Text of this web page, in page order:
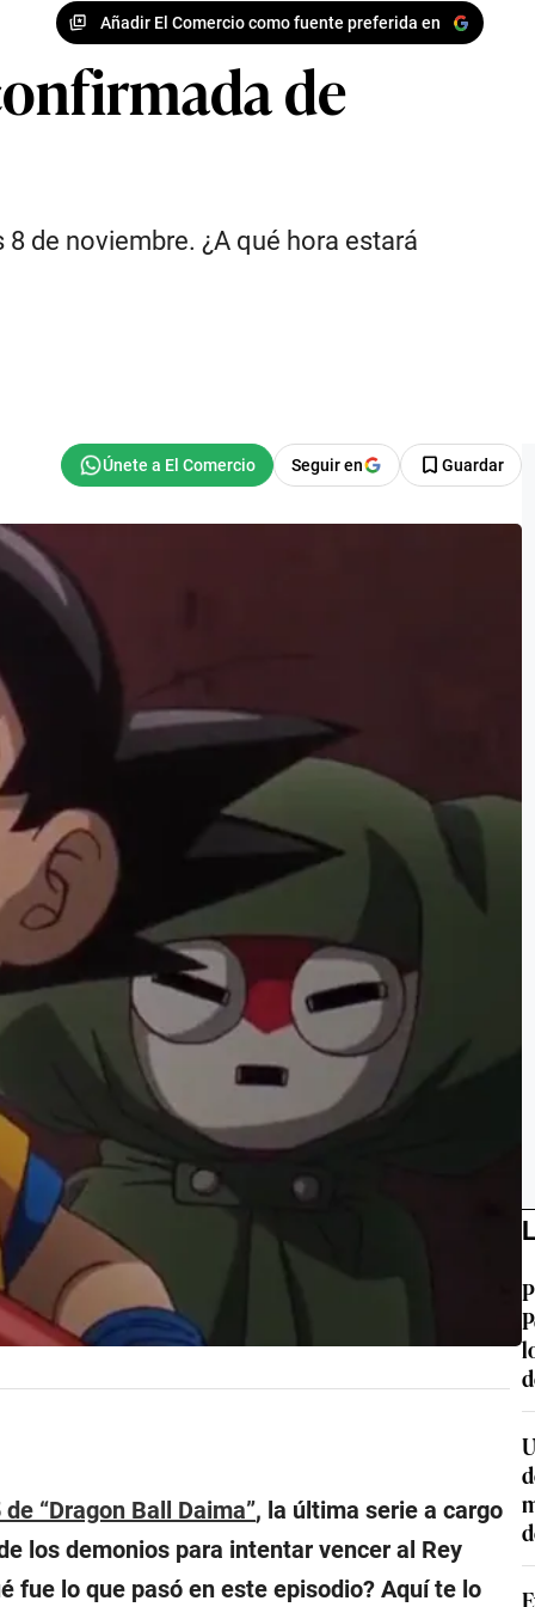
Añadir El Comercio como fuente preferida en
de
de noviembre. ¿A qué hora estará
Seguir en Guardar
“Dragon Ball Daima”, la última serie a cargo
los demonios para intentar vencer al Rey
fue lo que pasó en este episodio? Aquí te lo